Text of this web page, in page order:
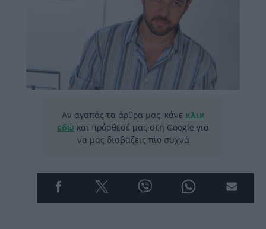
Αν αγαπάς τα άρθρα μας, κάνε κλικ
εδώ και πρόσθεσέ μας στη Google για
να μας διαβάζεις πιο συχνά